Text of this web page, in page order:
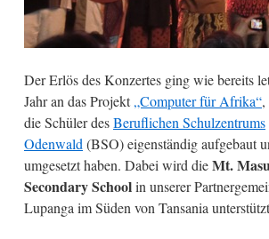
Der Erlös des Konzertes ging wie bereits
Jahr an das Projekt„Computer für Afrika“,
die Schüler desBeruflichen Schulzentrums
Odenwald (BSO) eigenständig aufgebaut
umgesetzt haben. Dabei wird dieMt.
Secondary Schoolin unserer
Lupanga im Süden von Tansania